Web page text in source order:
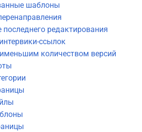
шаблоны
последнего редактирования
ссылок
количеством версий